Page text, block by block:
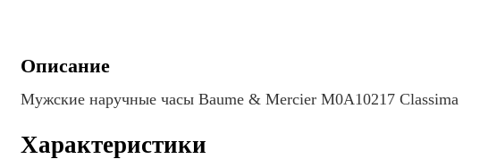
Описание
Мужские наручные часы Baume & Mercier M0A10217 Classima
Характеристики